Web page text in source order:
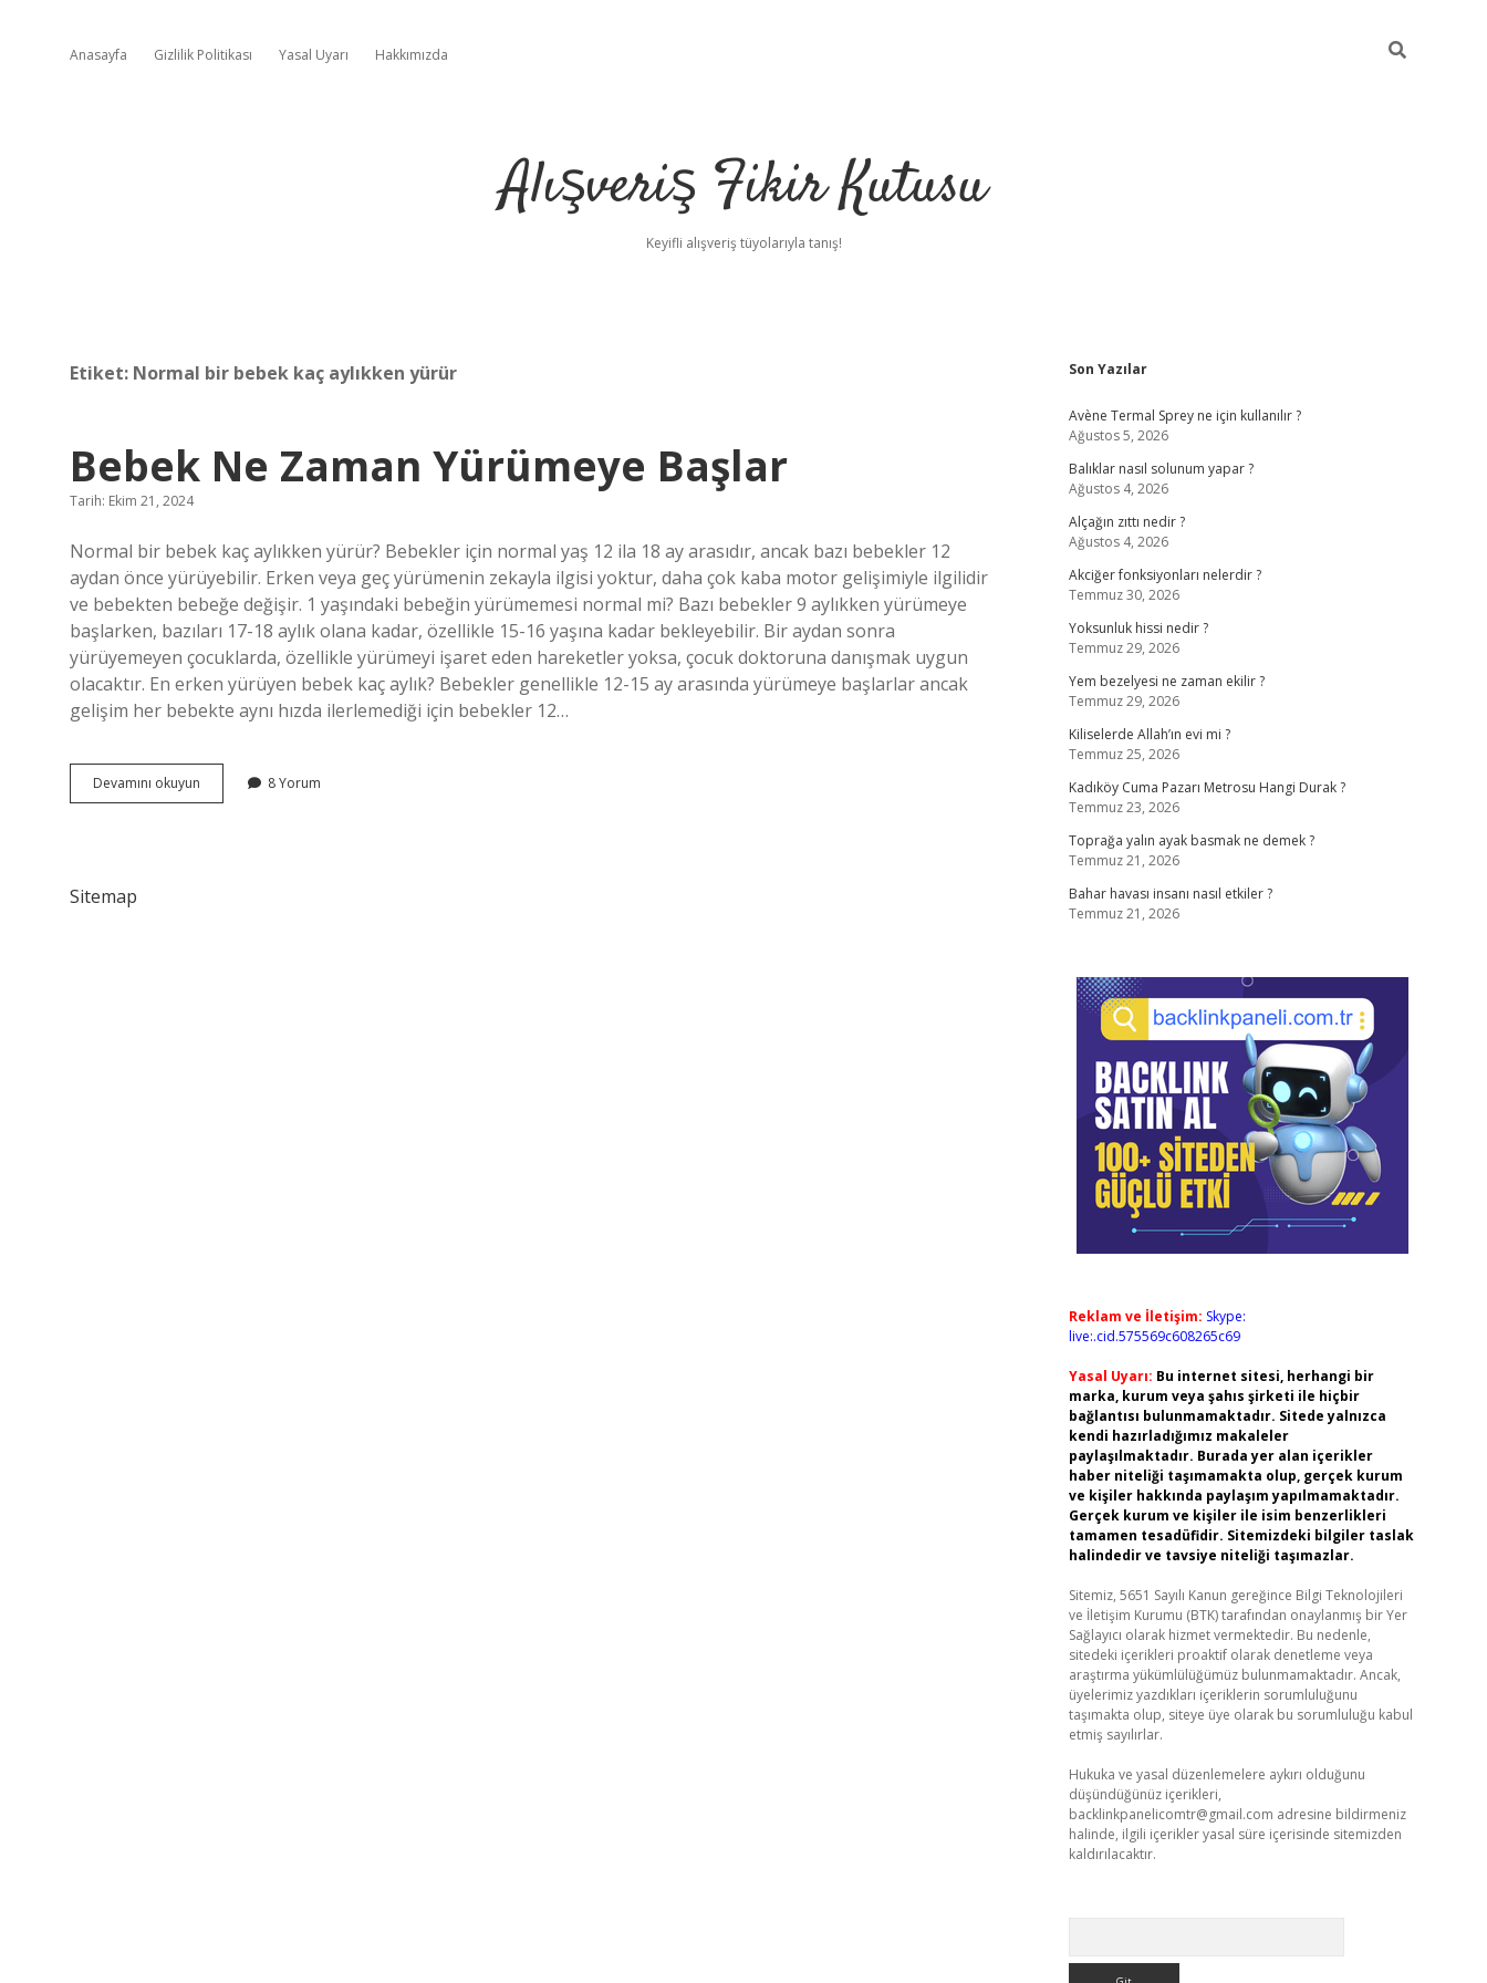
Anasayfa Gizlilik Politikası Yasal Uyarı Hakkımızda
Alışveriş Fikir Kutusu
Keyifli alışveriş tüyolarıyla tanış!
Etiket: Normal bir bebek kaç aylıkken yürür
Bebek Ne Zaman Yürümeye Başlar
Tarih: Ekim 21, 2024
Normal bir bebek kaç aylıkken yürür? Bebekler için normal yaş 12 ila 18 ay arasıdır, ancak bazı bebekler 12
aydan önce yürüyebilir. Erken veya geç yürümenin zekayla ilgisi yoktur, daha çok kaba motor gelişimiyle ilgilidir
ve bebekten bebeğe değişir. 1 yaşındaki bebeğin yürümemesi normal mi? Bazı bebekler 9 aylıkken yürümeye
başlarken, bazıları 17-18 aylık olana kadar, özellikle 15-16 yaşına kadar bekleyebilir. Bir aydan sonra
yürüyemeyen çocuklarda, özellikle yürümeyi işaret eden hareketler yoksa, çocuk doktoruna danışmak uygun
olacaktır. En erken yürüyen bebek kaç aylık? Bebekler genellikle 12-15 ay arasında yürümeye başlarlar ancak
gelişim her bebekte aynı hızda ilerlemediği için bebekler 12…
Devamını okuyun
Ne
8 Yorum
Sitemap
Sidebar
Son Yazılar
Avène Termal Sprey ne için kullanılır ?
Ağustos 5, 2026
Balıklar nasıl solunum yapar ?
Ağustos 4, 2026
Alçağın zıttı nedir ?
Ağustos 4, 2026
Akciğer fonksiyonları nelerdir ?
Temmuz 30, 2026
Yoksunluk hissi nedir ?
Temmuz 29, 2026
Yem bezelyesi ne zaman ekilir ?
Temmuz 29, 2026
Kiliselerde Allah’ın evi mi ?
Temmuz 25, 2026
Kadıköy Cuma Pazarı Metrosu Hangi Durak ?
Temmuz 23, 2026
Toprağa yalın ayak basmak ne demek ?
Temmuz 21, 2026
Bahar havası insanı nasıl etkiler ?
Temmuz 21, 2026
Reklam ve İletişim: Skype:
live:.cid.575569c608265c69
Yasal Uyarı: Bu internet sitesi, herhangi bir
marka, kurum veya şahıs şirketi ile hiçbir
bağlantısı bulunmamaktadır. Sitede yalnızca
kendi hazırladığımız makaleler
paylaşılmaktadır. Burada yer alan içerikler
haber niteliği taşımamakta olup, gerçek kurum
ve kişiler hakkında paylaşım yapılmamaktadır.
Gerçek kurum ve kişiler ile isim benzerlikleri
tamamen tesadüfidir. Sitemizdeki bilgiler taslak
halindedir ve tavsiye niteliği taşımazlar.
Sitemiz, 5651 Sayılı Kanun gereğince Bilgi Teknolojileri
ve İletişim Kurumu (BTK) tarafından onaylanmış bir Yer
Sağlayıcı olarak hizmet vermektedir. Bu nedenle,
sitedeki içerikleri proaktif olarak denetleme veya
araştırma yükümlülüğümüz bulunmamaktadır. Ancak,
üyelerimiz yazdıkları içeriklerin sorumluluğunu
taşımakta olup, siteye üye olarak bu sorumluluğu kabul
etmiş sayılırlar.
Hukuka ve yasal düzenlemelere aykırı olduğunu
düşündüğünüz içerikleri,
backlinkpanelicomtr@gmail.com adresine bildirmeniz
halinde, ilgili içerikler yasal süre içerisinde sitemizden
kaldırılacaktır.